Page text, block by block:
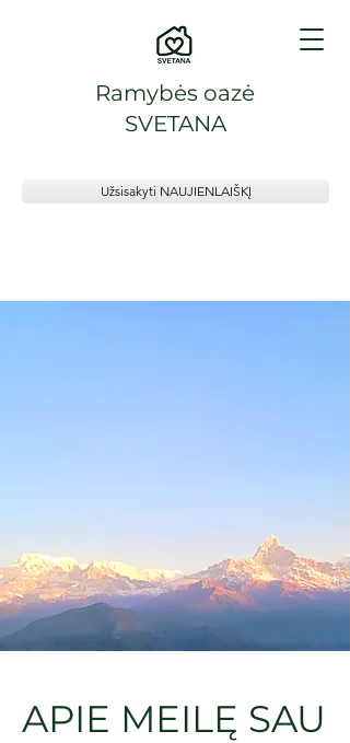
Ramybės oazė
SVETANA
Užsisakyti NAUJIENLAIŠKĮ
APIE MEILĘ SAU